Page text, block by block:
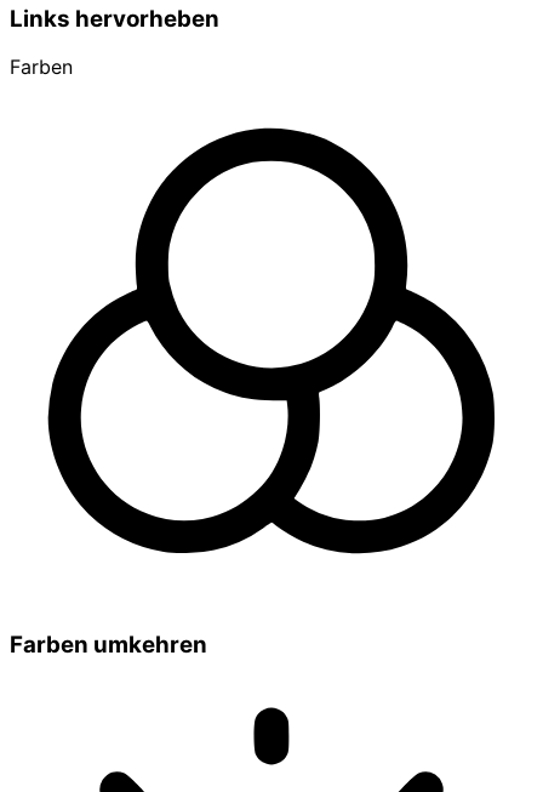
Links hervorheben
Farben
Farben umkehren